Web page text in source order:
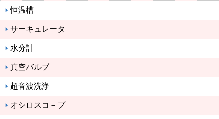
恒温槽
サーキュレータ
水分計
真空バルブ
超音波洗浄
オシロスコ－プ